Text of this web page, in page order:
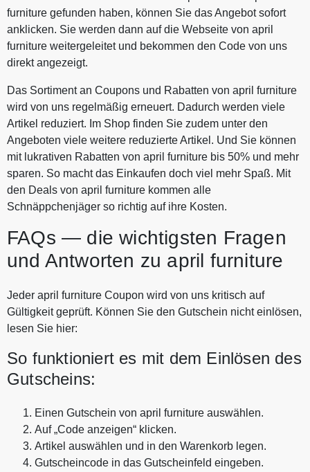
furniture gefunden haben, können Sie das Angebot sofort
anklicken. Sie werden dann auf die Webseite von april
furniture weitergeleitet und bekommen den Code von uns
direkt angezeigt.
Das Sortiment an Coupons und Rabatten von april furniture
wird von uns regelmäßig erneuert. Dadurch werden viele
Artikel reduziert. Im Shop finden Sie zudem unter den
Angeboten viele weitere reduzierte Artikel. Und Sie können
mit lukrativen Rabatten von april furniture bis 50% und mehr
sparen. So macht das Einkaufen doch viel mehr Spaß. Mit
den Deals von april furniture kommen alle
Schnäppchenjäger so richtig auf ihre Kosten.
FAQs — die wichtigsten Fragen
und Antworten zu april furniture
Jeder april furniture Coupon wird von uns kritisch auf
Gültigkeit geprüft. Können Sie den Gutschein nicht einlösen,
lesen Sie hier:
So funktioniert es mit dem Einlösen des
Gutscheins:
Einen Gutschein von april furniture auswählen.
Auf „Code anzeigen“ klicken.
Artikel auswählen und in den Warenkorb legen.
Gutscheincode in das Gutscheinfeld eingeben.